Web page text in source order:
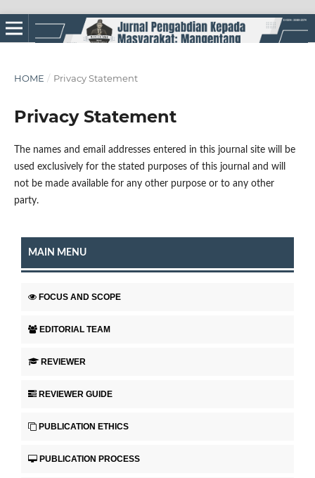
HOME / Privacy Statement
Privacy Statement
The names and email addresses entered in this journal site will be
used exclusively for the stated purposes of this journal and will
not be made available for any other purpose or to any other
party.
MAIN MENU
FOCUS AND SCOPE
EDITORIAL TEAM
REVIEWER
REVIEWER GUIDE
PUBLICATION ETHICS
PUBLICATION PROCESS